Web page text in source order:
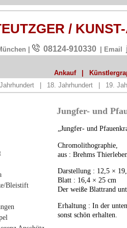
/
| 08124-910330 | Email
Ankauf
18. Jahrhundert 19.
Bleistift
Jungfer- und
„Jungfer- und
Chromolithographie,
aus : Brehms
Darstellung : 12,5 ×
Blatt : 16,4 × 25 cm
Der weiße Blattrand
Erhaltung : In der
sonst schön erhalten.